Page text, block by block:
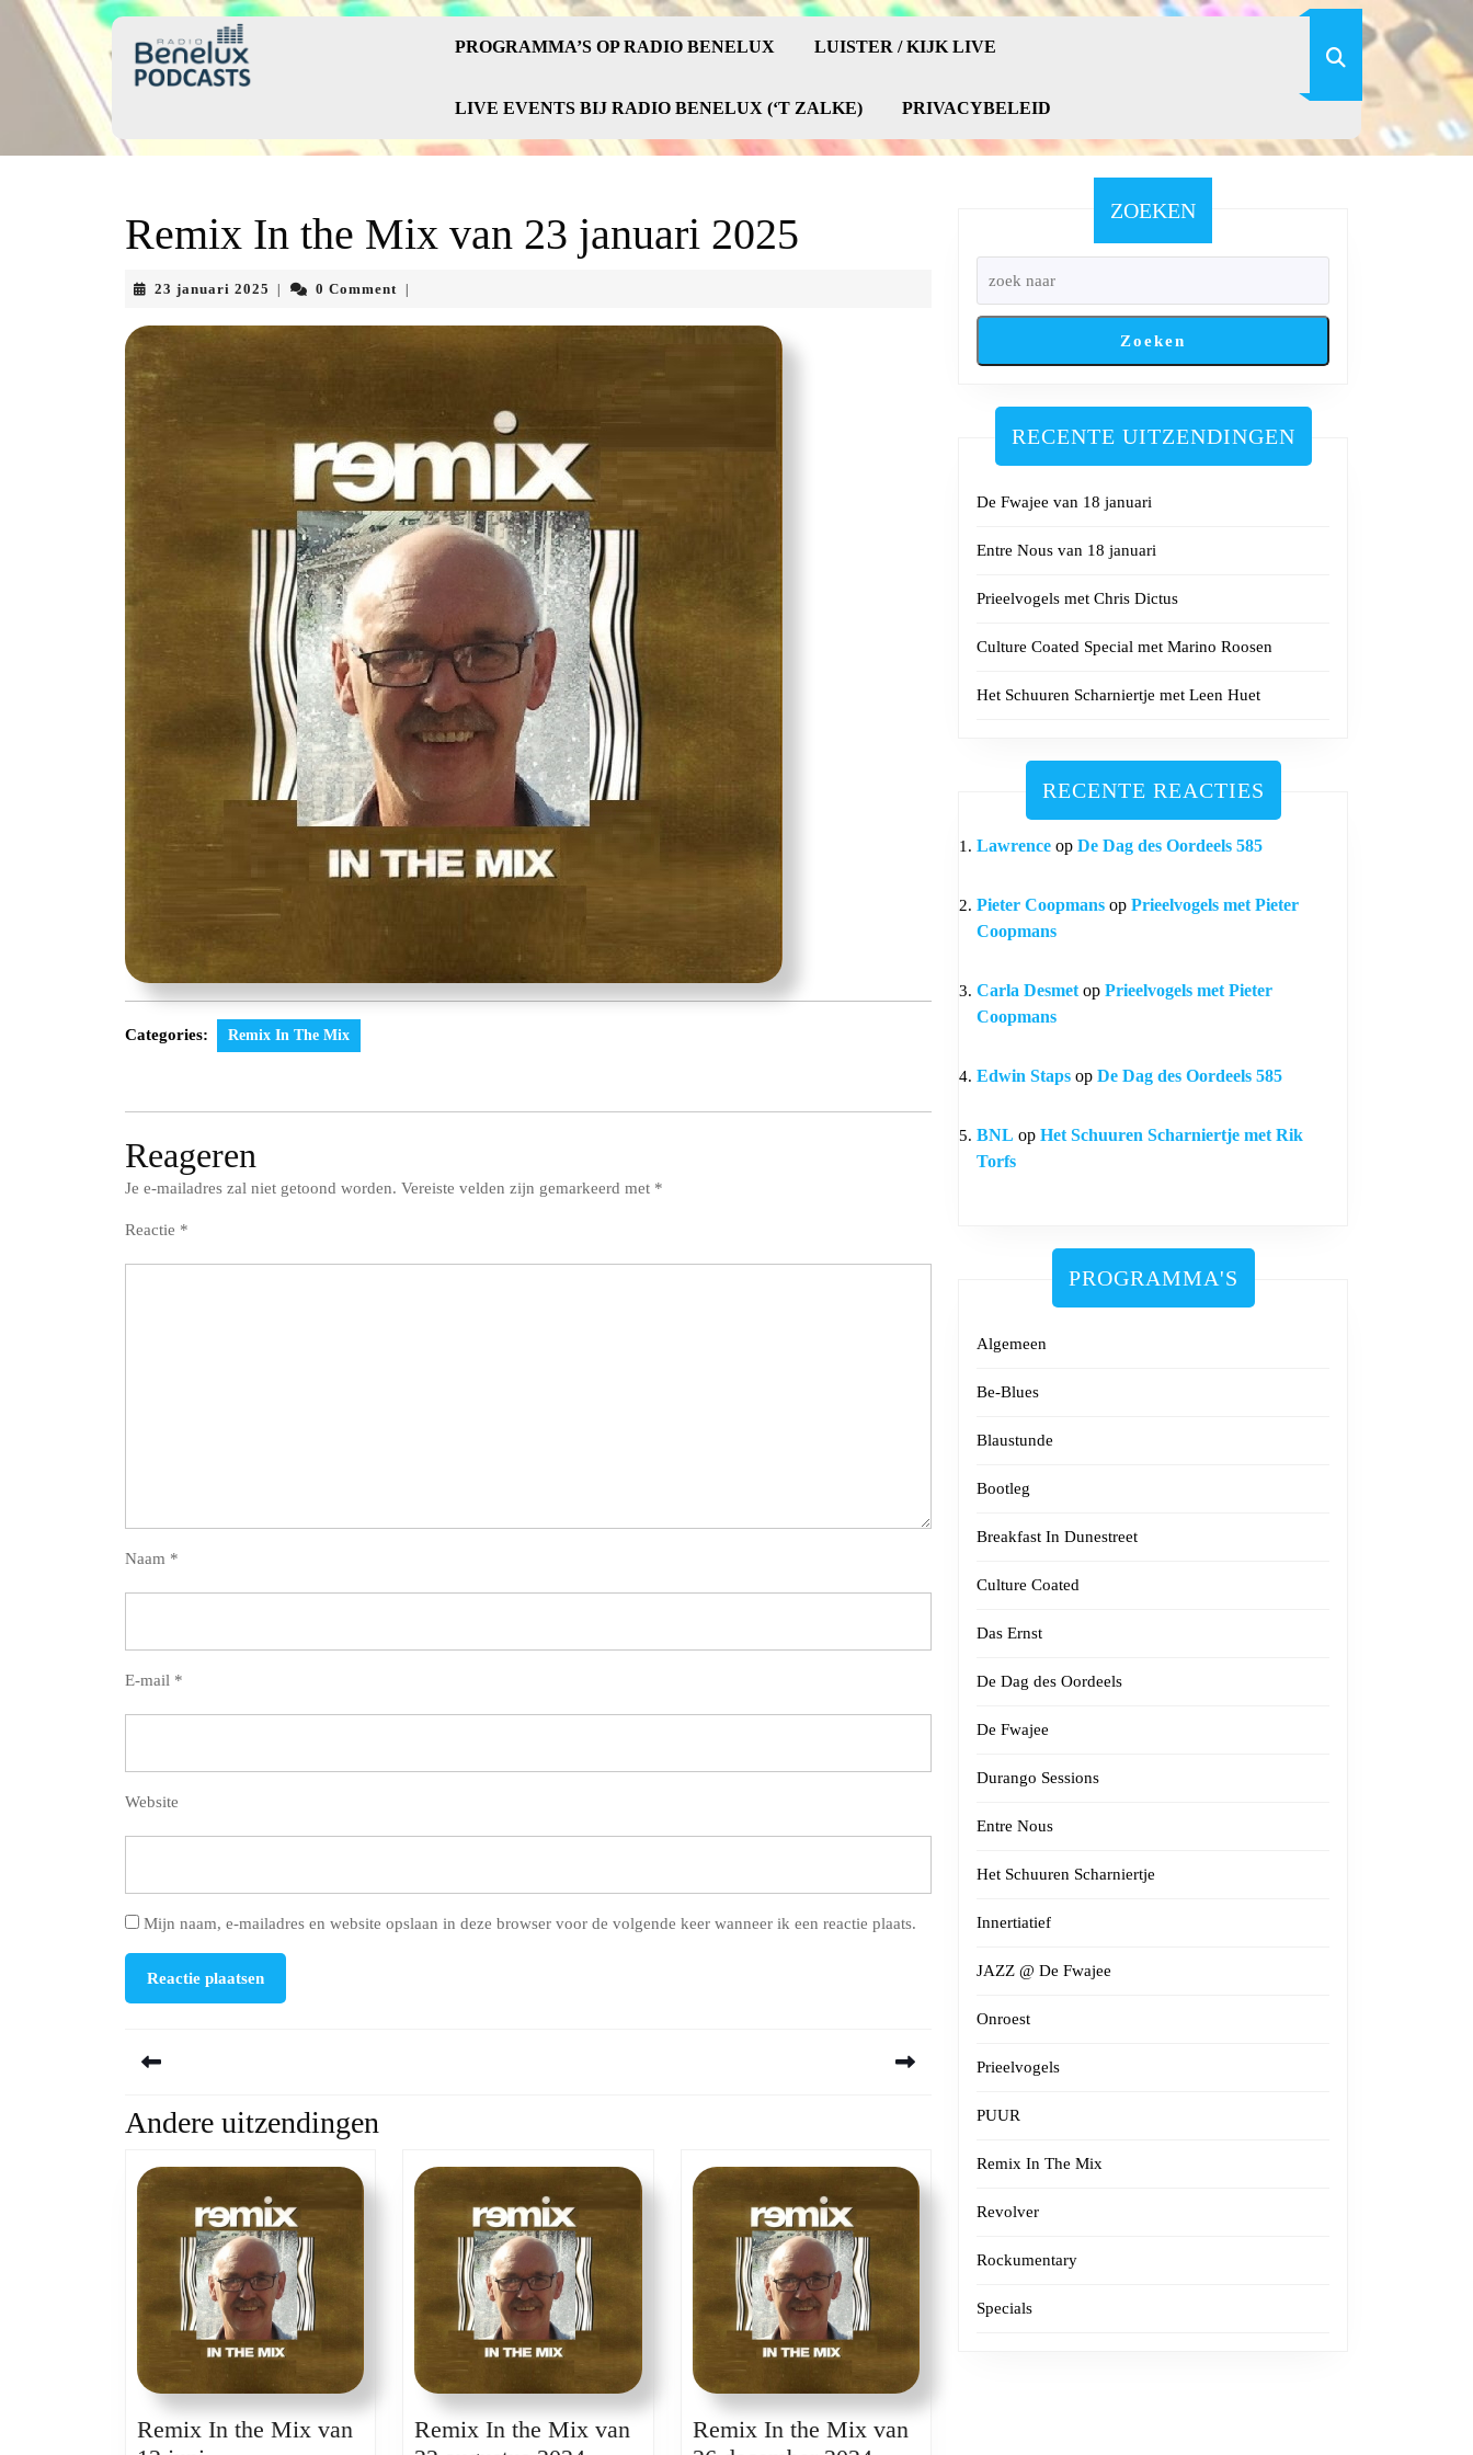
Skip
PROGRAMMA’S OP RADIO BENELUX LUISTER / KIJK LIVE
LIVE EVENTS BIJ RADIO BENELUX (‘T ZALKE) PRIVACYBELEID
Remix In the Mix van 23 januari 2025
23 januari 2025 23
2025
0 Comment
Categories: Remix In The Mix
Reageren
Je e-mailadres zal niet getoond worden. Vereiste velden zijn gemarkeerd met *
Reactie *
Naam *
E-mail *
Website
Mijn naam, e-mailadres en website opslaan in deze browser voor de volgende keer wanneer ik een reactie plaats.
Previous
Andere uitzendingen
Remix In the Mix van
Remix In the Mix van
Remix In the Mix van
ZOEKEN
Zoeken
RECENTE UITZENDINGEN
De Fwajee van 18 januari
Entre Nous van 18 januari
Prieelvogels met Chris Dictus
Culture Coated Special met Marino Roosen
Het Schuuren Scharniertje met Leen Huet
RECENTE REACTIES
Lawrence op De Dag des Oordeels 585
Pieter Coopmans op Prieelvogels met Pieter
Coopmans
Carla Desmet op Prieelvogels met Pieter
Coopmans
Edwin Staps op De Dag des Oordeels 585
BNL op Het Schuuren Scharniertje met Rik
Torfs
PROGRAMMA'S
Algemeen
Be-Blues
Blaustunde
Bootleg
Breakfast In Dunestreet
Culture Coated
Das Ernst
De Dag des Oordeels
De Fwajee
Durango Sessions
Entre Nous
Het Schuuren Scharniertje
Innertiatief
JAZZ @ De Fwajee
Onroest
Prieelvogels
PUUR
Remix In The Mix
Revolver
Rockumentary
Specials